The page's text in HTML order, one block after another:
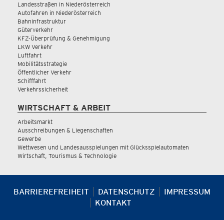
Landesstraßen in Niederösterreich
Autofahren in Niederösterreich
Bahninfrastruktur
Güterverkehr
KFZ-Überprüfung & Genehmigung
LKW Verkehr
Luftfahrt
Mobilitätsstrategie
Öffentlicher Verkehr
Schifffahrt
Verkehrssicherheit
WIRTSCHAFT & ARBEIT
Arbeitsmarkt
Ausschreibungen & Liegenschaften
Gewerbe
Wettwesen und Landesausspielungen mit Glücksspielautomaten
Wirtschaft, Tourismus & Technologie
BARRIEREFREIHEIT DATENSCHUTZ
IMPRESSUM
KONTAKT